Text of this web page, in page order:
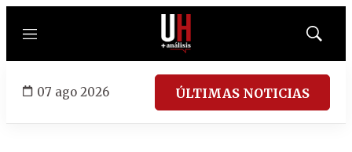
Menú
Mostrar
07 ago 2026 ÚLTIMAS NOTICIAS